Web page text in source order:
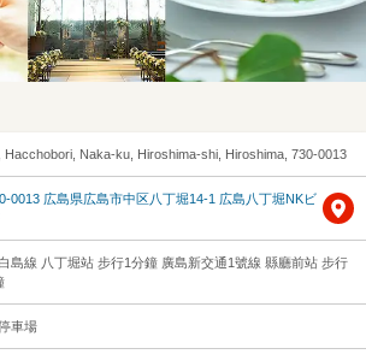
Hacchobori, Naka-ku, Hiroshima-shi, Hiroshima, 730-0013
0013 広島県広島市中区八丁堀14-1 広島八丁堀NKビ
島線 八丁堀站 步行1分鐘 廣島新交通1號線 縣廳前站 步行
車場